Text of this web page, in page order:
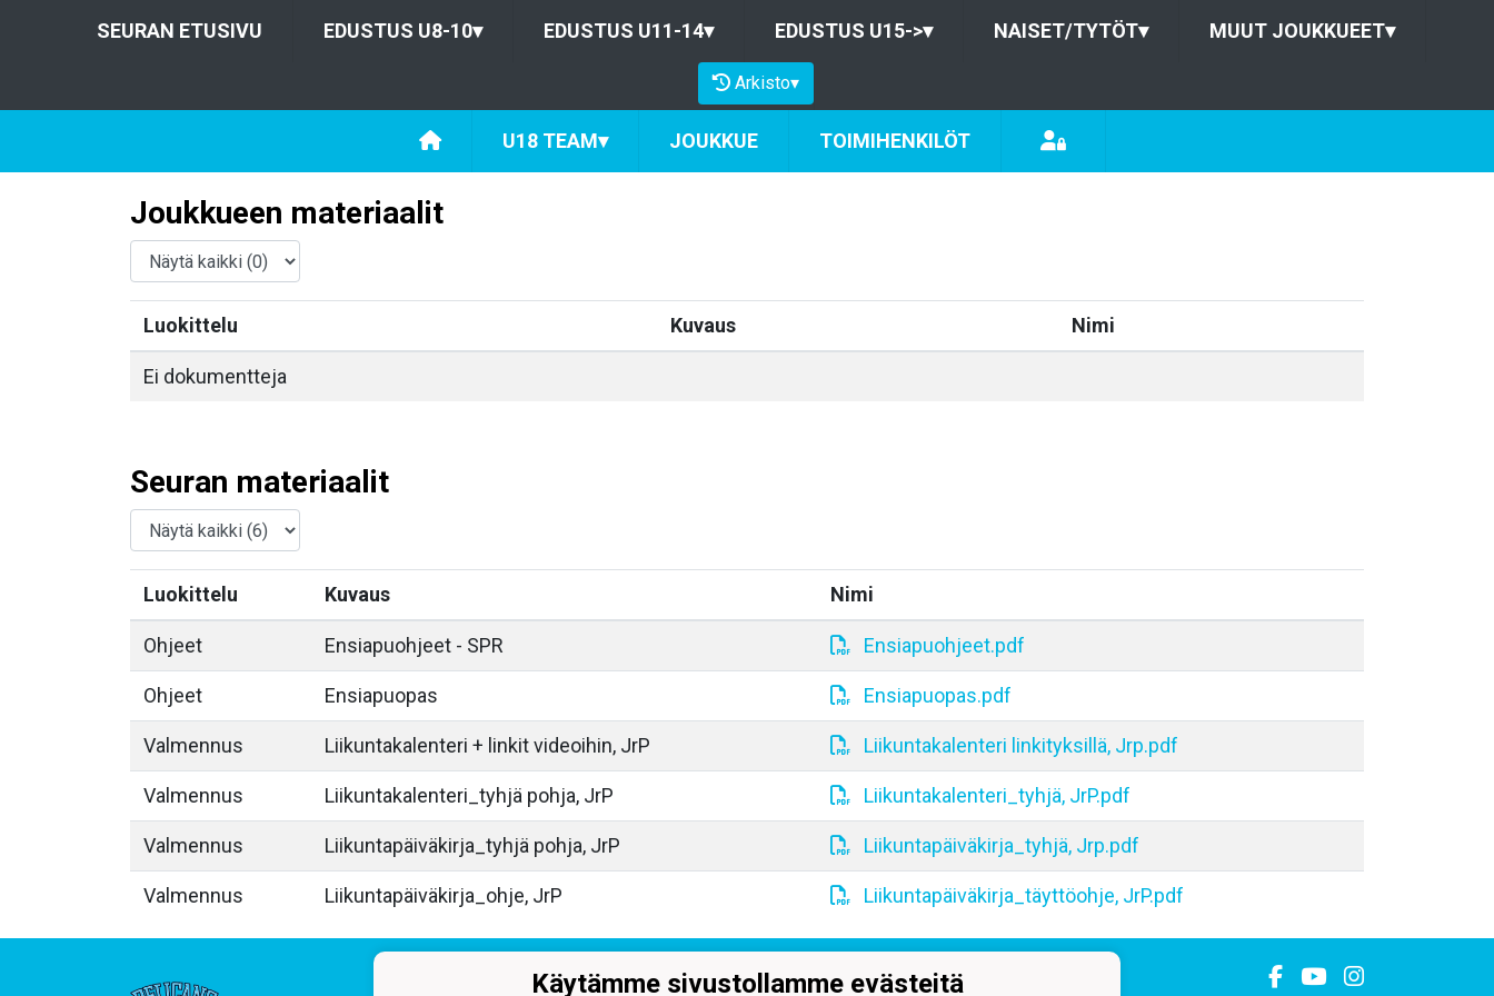
SEURAN ETUSIVU EDUSTUS U8-10▾ EDUSTUS U11-14▾ EDUSTUS U15->▾ NAISET/TYTÖT▾ MUUT JOUKKUEET▾
Arkisto▾
U18 TEAM▾ JOUKKUE TOIMIHENKILÖT
Joukkueen materiaalit
Luokittelu Kuvaus Nimi
Ei dokumentteja
Seuran materiaalit
Luokittelu Kuvaus Nimi
Ohjeet Ensiapuohjeet - SPR Ensiapuohjeet.pdf
Ohjeet Ensiapuopas Ensiapuopas.pdf
Valmennus Liikuntakalenteri + linkit videoihin, JrP Liikuntakalenteri linkityksillä, Jrp.pdf
Valmennus Liikuntakalenteri_tyhjä pohja, JrP Liikuntakalenteri_tyhjä, JrP.pdf
Valmennus Liikuntapäiväkirja_tyhjä pohja, JrP Liikuntapäiväkirja_tyhjä, Jrp.pdf
Valmennus Liikuntapäiväkirja_ohje, JrP Liikuntapäiväkirja_täyttöohje, JrP.pdf
Junior-Pelicans ry
Käytämme sivustollamme evästeitä